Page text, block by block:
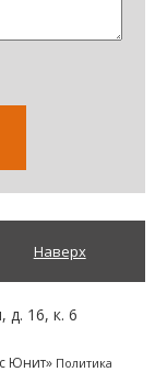
Наверх
д. 16, к. 6
Юнит» Политика